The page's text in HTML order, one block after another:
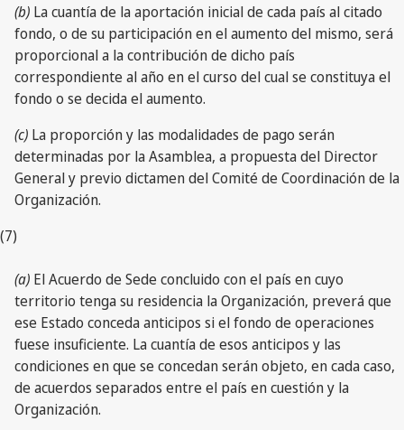
(b) La cuantía de la aportación inicial de cada país al citado
fondo, o de su participación en el aumento del mismo, será
proporcional a la contribución de dicho país
correspondiente al año en el curso del cual se constituya el
fondo o se decida el aumento.
(c) La proporción y las modalidades de pago serán
determinadas por la Asamblea, a propuesta del Director
General y previo dictamen del Comité de Coordinación de la
Organización.
(7)
(a) El Acuerdo de Sede concluido con el país en cuyo
territorio tenga su residencia la Organización, preverá que
ese Estado conceda anticipos si el fondo de operaciones
fuese insuficiente. La cuantía de esos anticipos y las
condiciones en que se concedan serán objeto, en cada caso,
de acuerdos separados entre el país en cuestión y la
Organización.